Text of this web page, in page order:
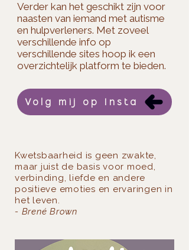
Verder kan het geschikt zijn voor
naasten van iemand met autisme
en hulpverleners. Met zoveel
verschillende info op
verschillende sites hoop ik een
overzichtelijk platform te bieden.
Volg mij op Insta
Kwetsbaarheid is geen zwakte,
maar juist de basis voor moed,
verbinding, liefde en andere
positieve emoties en ervaringen in
het leven.
- Brené Brown